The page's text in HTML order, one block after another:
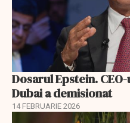
Dosarul Epstein.
Dubai a demisionat
14 FEBRUARIE 2026